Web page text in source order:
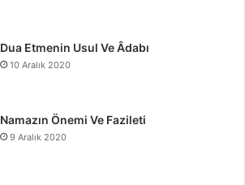
Dua Etmenin Usul Ve Âdabı
10 Aralık 2020
Namazın Önemi Ve Fazileti
9 Aralık 2020